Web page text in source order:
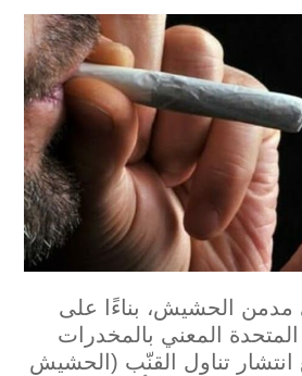
مدمن الحشيش، بناءًا على
المعني بالمخدرات
انتشار تناول القنّب (الحشيش